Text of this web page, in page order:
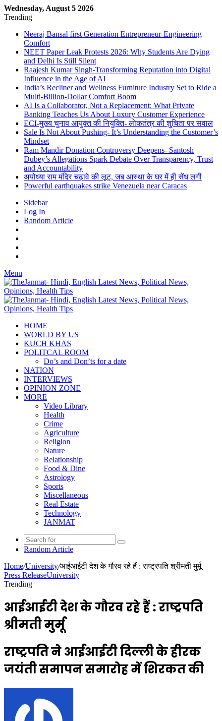
Wednesday, August 5 2026
Trending
Neeraj Bansal first Generation Entrepreneur-Engineering
Comfort
NEET Paper Leak Protests 2026: Why Students Are Dying
and Delhi Is Still Silent
Raajesh Kumar Singh-Transforming Reputation into Digital
Influence in the Age of AI
India’s Recliner and Wellness Furniture Industry Set to Ride a
Multi-Billion-Dollar Comfort Boom
AI Is a Collaborator, Not a Replacement: What Private
Banking Teaches Us About Luxury Customer Experience
ECI-मुख्य चुनाव आयुक्त की नियुक्ति- लोकतंत्र की शुचिता पर सवाल
Sale Is Not About Pushing- It’s Understanding the Customer’s
Mindset
Ram Mandir Donation Controversy Deepens- Santosh
Dubey’s Allegations Spark Debate Over Transparency, Trust
and Accountability
अयोध्या राम मंदिर चढ़ावे की लूट, जब आस्था के घर में ही सेंध लगी
Powerful earthquakes strike Venezuela near Caracas
Sidebar
Log In
Random Article
Menu
HOME
WORLD BY US
KUCH KHAS
POLITCAL ROOM
Do’s and Don’ts for a date
NATION
INTERVIEWS
OPINION ZONE
MORE
Video Library
Health
Crime
Agriculture
Religion
Nature
Relationship
Food & Dine
Astrology
Sports
Miscellaneous
Real Estate
Technology
JANMAT
Random Article
Home/University/आईआईटी देश के गौरव रहे हैं : राष्ट्रपति श्रीमती मुर्मू
Press ReleaseUniversity
Trending
आईआईटी देश के गौरव रहे हैं : राष्ट्रपति
श्रीमती मुर्मू
राष्ट्रपति ने आईआईटी दिल्ली के हीरक
जयंती समापन समारोह में शिरकत की